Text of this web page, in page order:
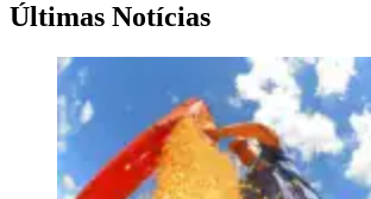
Últimas Notícias